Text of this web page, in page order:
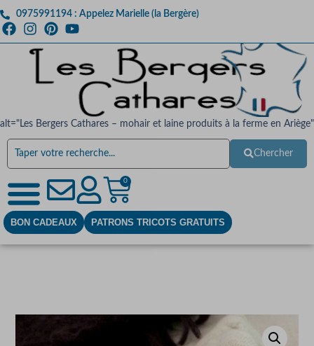
0975991194 : Appelez Marielle (la Bergère)
alt="Les Bergers Cathares – mohair et laine produits à la ferme en Ariège"
Chercher
0
BON CADEAUX PATRONS TRICOTS GRATUITS